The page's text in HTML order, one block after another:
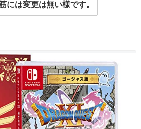
には変更は無い様です。